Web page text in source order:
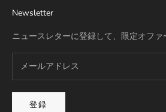
Newsletter
ニュースレターに登録して、限定オファ
登録